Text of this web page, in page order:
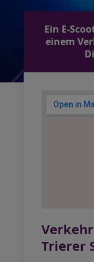
Ein E-
einem
Trierer